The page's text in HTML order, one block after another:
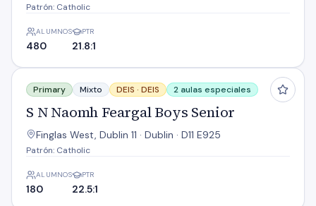
Patrón: Catholic
ALUMNOS
480
PTR
21.8:1
S N Naomh Feargal Boys Senior
Primary Mixto DEIS · DEIS 2 aulas especiales
S N Naomh Feargal Boys Senior
Finglas West, Dublin 11 · Dublin · D11 E925
Patrón: Catholic
ALUMNOS
180
PTR
22.5:1